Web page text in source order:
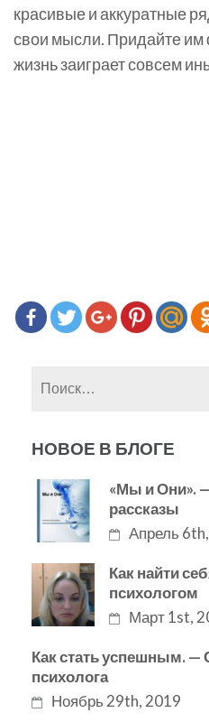
красивые и аккуратные
свои мысли. Придайте
жизнь заиграет совсем
НОВОЕ В БЛОГЕ
«Мы и Они».
рассказы
Апрель
Как найти
психологом
Март 1st,
Как стать успешным. —
психолога
Ноябрь 29th, 2019